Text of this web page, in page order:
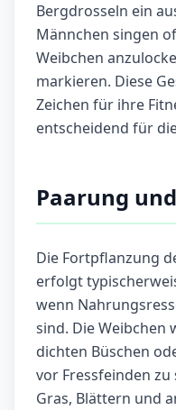
Bergdrosseln ein
Männchen singen
Weibchen
markieren. Diese
Zeichen für ihre
entscheidend für
Paarung
Die Fortpflanzung
erfolgt
wenn
sind. Die Weibchen
dichten Büschen
vor Fressfeinden zu
Gras, Blättern und